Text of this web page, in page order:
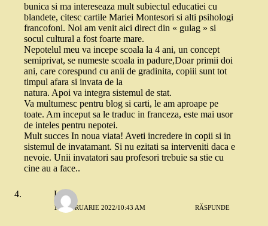
bunica si ma intereseaza mult subiectul educatiei cu
blandete, citesc cartile Mariei Montesori si alti psihologi
francofoni. Noi am venit aici direct din « gulag » si
socul cultural a fost foarte mare.
Nepotelul meu va incepe scoala la 4 ani, un concept
semiprivat, se numeste scoala in padure,Doar primii doi
ani, care corespund cu anii de gradinita, copiii sunt tot
timpul afara si invata de la
natura. Apoi va integra sistemul de stat.
Va multumesc pentru blog si carti, le am aproape pe
toate. Am inceput sa le traduc in franceza, este mai usor
de inteles pentru nepotei.
Mult succes In noua viata! Aveti incredere in copii si in
sistemul de invatamant. Si nu ezitati sa interveniti daca e
nevoie. Unii invatatori sau profesori trebuie sa stie cu
cine au a face..
Livia
17 FEBRUARIE 2022/10:43 AM RĂSPUNDE